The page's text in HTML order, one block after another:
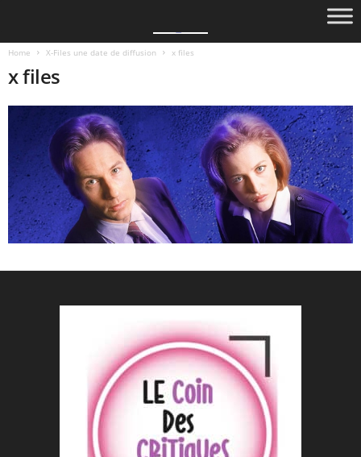
Home X-Files une date de diffusion x files
x files